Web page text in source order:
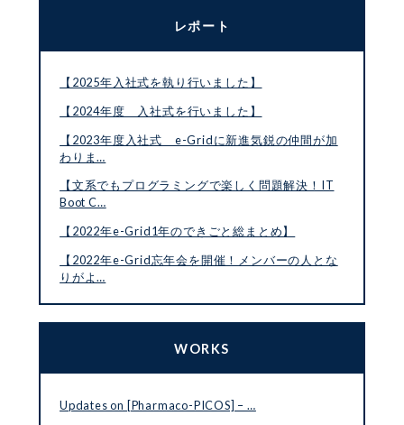
レポート
【2025年入社式を執り行いました】
【2024年度 入社式を行いました】
【2023年度入社式 e-Gridに新進気鋭の仲間が加
わりま…
【文系でもプログラミングで楽しく問題解決！IT
Boot C…
【2022年e-Grid1年のできごと総まとめ】
【2022年e-Grid忘年会を開催！メンバーの人とな
りがよ…
WORKS
Updates on [Pharmaco-PICOS] – …